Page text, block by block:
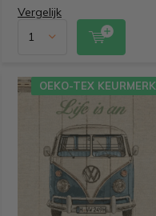
Vergelijk
OEKO-TEX KEURMERK